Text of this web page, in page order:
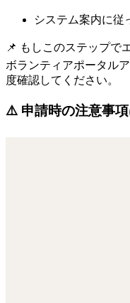
システム案内に従
📌 もしこのステップで
ボランティアポータル
度確認してください。
⚠️ 申請時の注意事項